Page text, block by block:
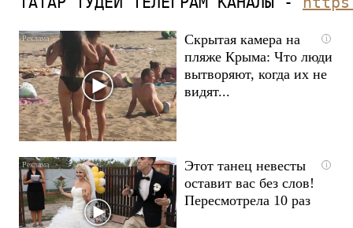
i
Скрытая камера на
пляже Крыма: Что люди
вытворяют, когда их не
видят...
i
Этот танец невесты
оставит вас без слов!
Пересмотрела 10 раз